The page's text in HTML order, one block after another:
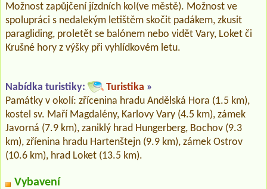
Možnost zapůjčení jízdních kol(ve městě). Možnost ve
spolupráci s nedalekým letištěm skočit padákem, zkusit
paragliding, proletět se balónem nebo vidět Vary, Loket či
Krušné hory z výšky při vyhlídkovém letu.
Nabídka turistiky: Turistika »
Památky v okolí: zřícenina hradu Andělská Hora (1.5 km),
kostel sv. Maří Magdalény, Karlovy Vary (4.5 km), zámek
Javorná (7.9 km), zaniklý hrad Hungerberg, Bochov (9.3
km), zříenina hradu Hartenštejn (9.9 km), zámek Ostrov
(10.6 km), hrad Loket (13.5 km).
Vybavení